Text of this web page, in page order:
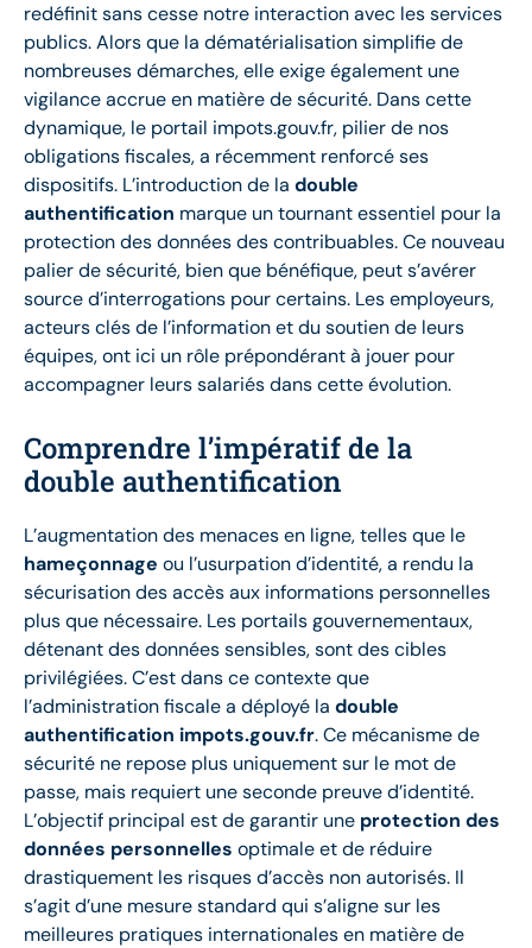
redéfinit sans cesse notre interaction avec les services
publics. Alors que la dématérialisation simplifie de
nombreuses démarches, elle exige également une
vigilance accrue en matière de sécurité. Dans cette
dynamique, le portail impots.gouv.fr, pilier de nos
obligations fiscales, a récemment renforcé ses
dispositifs. L’introduction de la double
authentification marque un tournant essentiel pour la
protection des données des contribuables. Ce nouveau
palier de sécurité, bien que bénéfique, peut s’avérer
source d’interrogations pour certains. Les employeurs,
acteurs clés de l’information et du soutien de leurs
équipes, ont ici un rôle prépondérant à jouer pour
accompagner leurs salariés dans cette évolution.
Comprendre l’impératif de la
double authentification
L’augmentation des menaces en ligne, telles que le
hameçonnage ou l’usurpation d’identité, a rendu la
sécurisation des accès aux informations personnelles
plus que nécessaire. Les portails gouvernementaux,
détenant des données sensibles, sont des cibles
privilégiées. C’est dans ce contexte que
l’administration fiscale a déployé la double
authentification impots.gouv.fr. Ce mécanisme de
sécurité ne repose plus uniquement sur le mot de
passe, mais requiert une seconde preuve d’identité.
L’objectif principal est de garantir une protection des
données personnelles optimale et de réduire
drastiquement les risques d’accès non autorisés. Il
s’agit d’une mesure standard qui s’aligne sur les
meilleures pratiques internationales en matière de